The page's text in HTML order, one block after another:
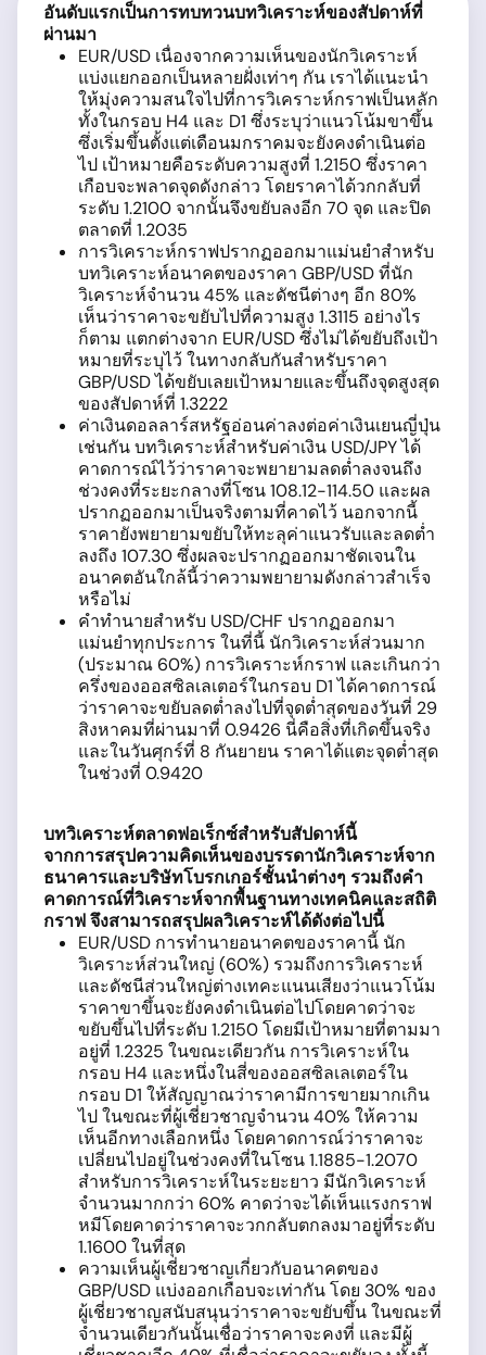
อันดับแรกเป็นการทบทวนบทวิเคราะห์ของสัปดาห์ที่
ผ่านมา
EUR/USD เนื่องจากความเห็นของนักวิเคราะห์
แบ่งแยกออกเป็นหลายฝั่งเท่าๆ กัน เราได้แนะนำ
ให้มุ่งความสนใจไปที่การวิเคราะห์กราฟเป็นหลัก
ทั้งในกรอบ H4 และ D1 ซึ่งระบุว่าแนวโน้มขาขึ้น
ซึ่งเริ่มขึ้นตั้งแต่เดือนมกราคมจะยังคงดำเนินต่อ
ไป เป้าหมายคือระดับความสูงที่ 1.2150 ซึ่งราคา
เกือบจะพลาดจุดดังกล่าว โดยราคาได้วกกลับที่
ระดับ 1.2100 จากนั้นจึงขยับลงอีก 70 จุด และปิด
ตลาดที่ 1.2035
การวิเคราะห์กราฟปรากฏออกมาแม่นยำสำหรับ
บทวิเคราะห์อนาคตของราคา GBP/USD ที่นัก
วิเคราะห์จำนวน 45% และดัชนีต่างๆ อีก 80%
เห็นว่าราคาจะขยับไปที่ความสูง 1.3115 อย่างไร
ก็ตาม แตกต่างจาก EUR/USD ซึ่งไม่ได้ขยับถึงเป้า
หมายที่ระบุไว้ ในทางกลับกันสำหรับราคา
GBP/USD ได้ขยับเลยเป้าหมายและขึ้นถึงจุดสูงสุด
ของสัปดาห์ที่ 1.3222
ค่าเงินดอลลาร์สหรัฐอ่อนค่าลงต่อค่าเงินเยนญี่ปุ่น
เช่นกัน บทวิเคราะห์สำหรับค่าเงิน USD/JPY ได้
คาดการณ์ไว้ว่าราคาจะพยายามลดต่ำลงจนถึง
ช่วงคงที่ระยะกลางที่โซน 108.12-114.50 และผล
ปรากฏออกมาเป็นจริงตามที่คาดไว้ นอกจากนี้
ราคายังพยายามขยับให้ทะลุค่าแนวรับและลดต่ำ
ลงถึง 107.30 ซึ่งผลจะปรากฏออกมาชัดเจนใน
อนาคตอันใกล้นี้ว่าความพยายามดังกล่าวสำเร็จ
หรือไม่
คำทำนายสำหรับ USD/CHF ปรากฏออกมา
แม่นยำทุกประการ ในที่นี้ นักวิเคราะห์ส่วนมาก
(ประมาณ 60%) การวิเคราะห์กราฟ และเกินกว่า
ครึ่งของออสซิลเลเตอร์ในกรอบ D1 ได้คาดการณ์
ว่าราคาจะขยับลดต่ำลงไปที่จุดต่ำสุดของวันที่ 29
สิงหาคมที่ผ่านมาที่ 0.9426 นี่คือสิ่งที่เกิดขึ้นจริง
และในวันศุกร์ที่ 8 กันยายน ราคาได้แตะจุดต่ำสุด
ในช่วงที่ 0.9420
บทวิเคราะห์ตลาดฟอเร็กซ์สำหรับสัปดาห์นี้
จากการสรุปความคิดเห็นของบรรดานักวิเคราะห์จาก
ธนาคารและบริษัทโบรกเกอร์ชั้นนำต่างๆ รวมถึงคำ
คาดการณ์ที่วิเคราะห์จากพื้นฐานทางเทคนิคและสถิติ
กราฟ จึงสามารถสรุปผลวิเคราะห์ได้ดังต่อไปนี้
EUR/USD การทำนายอนาคตของราคานี้ นัก
วิเคราะห์ส่วนใหญ่ (60%) รวมถึงการวิเคราะห์
และดัชนีส่วนใหญ่ต่างเทคะแนนเสียงว่าแนวโน้ม
ราคาขาขึ้นจะยังคงดำเนินต่อไปโดยคาดว่าจะ
ขยับขึ้นไปที่ระดับ 1.2150 โดยมีเป้าหมายที่ตามมา
อยู่ที่ 1.2325 ในขณะเดียวกัน การวิเคราะห์ใน
กรอบ H4 และหนึ่งในสี่ของออสซิลเลเตอร์ใน
กรอบ D1 ให้สัญญาณว่าราคามีการขายมากเกิน
ไป ในขณะที่ผู้เชี่ยวชาญจำนวน 40% ให้ความ
เห็นอีกทางเลือกหนึ่ง โดยคาดการณ์ว่าราคาจะ
เปลี่ยนไปอยู่ในช่วงคงที่ในโซน 1.1885-1.2070
สำหรับการวิเคราะห์ในระยะยาว มีนักวิเคราะห์
จำนวนมากกว่า 60% คาดว่าจะได้เห็นแรงกราฟ
หมีโดยคาดว่าราคาจะวกกลับตกลงมาอยู่ที่ระดับ
1.1600 ในที่สุด
ความเห็นผู้เชี่ยวชาญเกี่ยวกับอนาคตของ
GBP/USD แบ่งออกเกือบจะเท่ากัน โดย 30% ของ
ผู้เชี่ยวชาญสนับสนุนว่าราคาจะขยับขึ้น ในขณะที่
จำนวนเดียวกันนั้นเชื่อว่าราคาจะคงที่ และมีผู้